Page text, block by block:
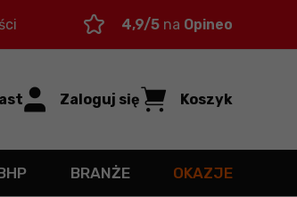
4,9/5 na Opineo
Zaloguj się Koszyk
BRANŻE OKAZJE